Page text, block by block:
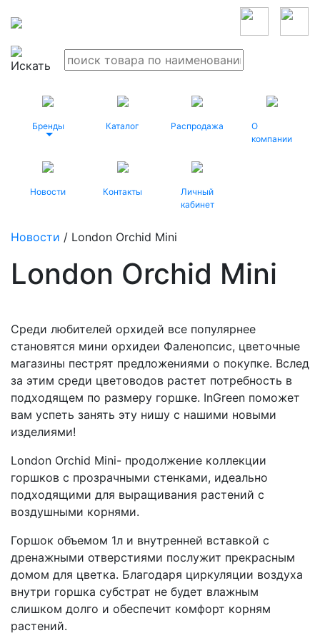
Бренды Каталог Распродажа
О
компании
Новости Контакты
Личный
кабинет
Новости / London Orchid Mini
London Orchid Mini
Среди любителей орхидей все популярнее
становятся мини орхидеи Фаленопсис, цветочные
магазины пестрят предложениями о покупке. Вслед
за этим среди цветоводов растет потребность в
подходящем по размеру горшке. InGreen поможет
вам успеть занять эту нишу с нашими новыми
изделиями!
London Orchid Mini- продолжение коллекции
горшков с прозрачными стенками, идеально
подходящими для выращивания растений с
воздушными корнями.
Горшок объемом 1л и внутренней вставкой с
дренажными отверстиями послужит прекрасным
домом для цветка. Благодаря циркуляции воздуха
внутри горшка субстрат не будет влажным
слишком долго и обеспечит комфорт корням
растений.